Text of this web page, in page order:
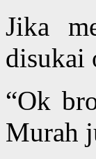
Jika
disukai
“Ok
Murah